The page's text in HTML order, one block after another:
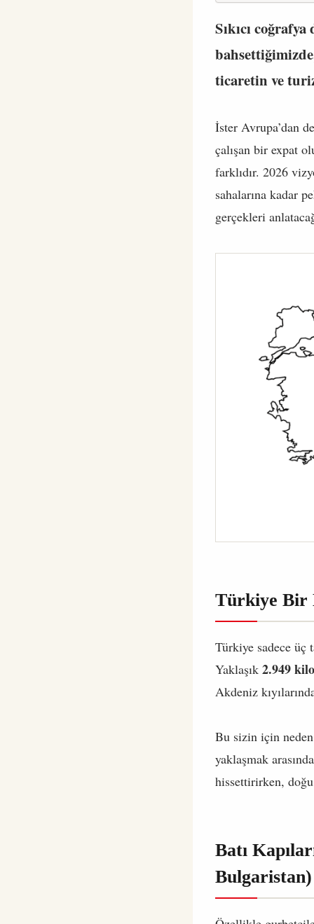
Sıkıcı
ticaretin ve
İster Avrupa’dan
çalışan bir expat
farklıdır. 2026
sahalarına kadar
gerçekleri
Türkiye Bir
Türkiye sadece üç
Yaklaşık 2.949
Akdeniz
Bu sizin için neden
yaklaşmak
hissettirirken,
Batı
Bulgaristan)